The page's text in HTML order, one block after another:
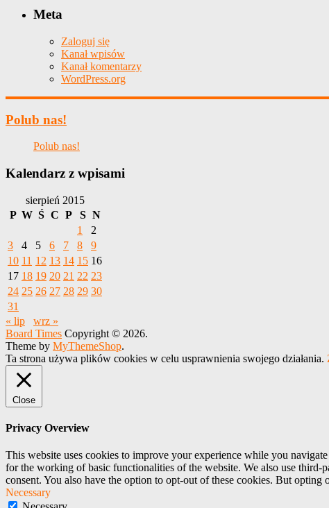
Meta
Zaloguj się
Kanał wpisów
Kanał komentarzy
WordPress.org
Polub nas!
Polub nas!
Kalendarz z wpisami
sierpień 2015
P W Ś C P S N
1
2
3
4 5 6 7 8
9
10 11 12 13 14 15 16
17 18 19 20 21 22 23
24 25 26 27 28 29 30
31
« lip
wrz »
Board Times Copyright © 2026.
Theme by MyThemeShop.
Ta strona używa plików cookies w celu usprawnienia swojego działania.
Close
Privacy Overview
This website uses cookies to improve your experience while you
for the working of basic functionalities of the website. We also use
consent. You also have the option to opt-out of these cookies. But
Necessary